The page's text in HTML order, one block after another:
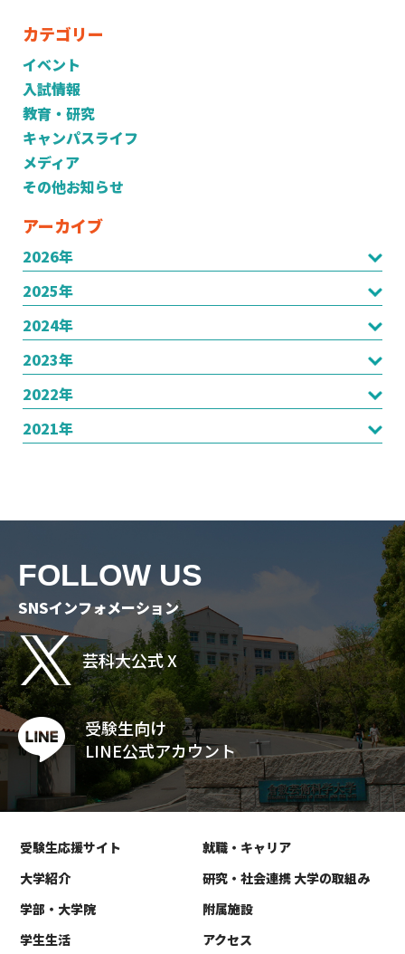
カテゴリー
イベント
入試情報
教育・研究
キャンパスライフ
メディア
その他お知らせ
アーカイブ
2026年
2025年
2024年
2023年
2022年
2021年
FOLLOW US
SNSインフォメーション
芸科大公式 X
受験生向け
LINE公式アカウント
受験生応援サイト
大学紹介
学部・大学院
学生生活
就職・キャリア
研究・社会連携 大学の取組み
附属施設
アクセス